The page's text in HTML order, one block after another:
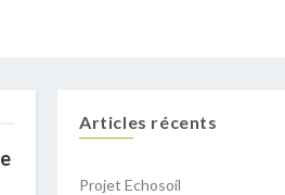
Articles récents
Projet Echosoil